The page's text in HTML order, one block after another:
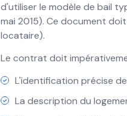
d'utiliser le modèle de bail
mai 2015). Ce document
locataire).
Le contrat doit
L'identification précise
La description du